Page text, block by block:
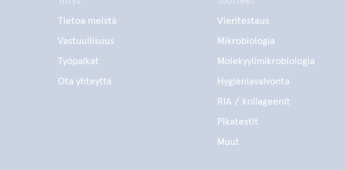
Tietoa meistä
Vastuullisuus
Työpaikat
Ota yhteyttä
Vieritestaus
Mikrobiologia
Molekyylimikrobiologia
Hygieniavalvonta
RIA / kollageenit
Pikatestit
Muut